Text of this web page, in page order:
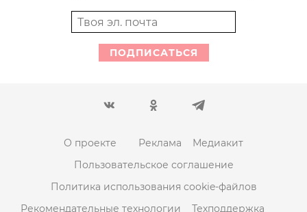
ПОДПИСАТЬСЯ
О проекте Реклама
Медиакит
Пользовательское соглашение
Политика использования cookie-файлов
Рекомендательные технологии
Техподдержка